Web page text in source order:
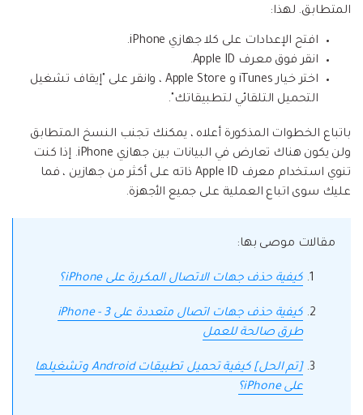
المتطابق. لهذا:
افتح الإعدادات على كلا جهازي iPhone.
انقر فوق معرف Apple ID.
اختر خيار iTunes و Apple Store ، وانقر على "إيقاف تشغيل
التحميل التلقائي لتطبيقاتك".
باتباع الخطوات المذكورة أعلاه ، يمكنك تجنب النسخ المتطابق
ولن يكون هناك تعارض في البيانات بين جهازي iPhone. إذا كنت
تنوي استخدام معرف Apple ID ذاته على أكثر من جهازين ، فما
عليك سوى اتباع العملية على جميع الأجهزة.
مقالات موصى بها:
كيفية حذف جهات الاتصال المكررة على iPhone؟
كيفية حذف جهات اتصال متعددة على iPhone - 3
طرق صالحة للعمل
[تم الحل] كيفية تحميل تطبيقات Android وتشغيلها
على iPhone؟